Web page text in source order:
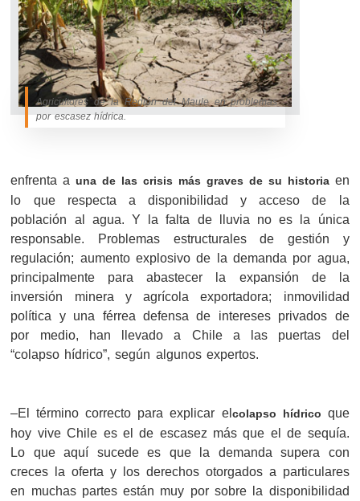
Agricultores de la Región del Maule en problemas
por escasez hídrica.
enfrenta auna de las crisis más graves de su historiaen
lo que respecta a disponibilidad y acceso de la
población al agua. Y la falta de lluvia no es la única
responsable. Problemas estructurales de gestión y
regulación; aumento explosivo de la demanda por agua,
principalmente para abastecer la expansión de la
inversión minera y agrícola exportadora; inmovilidad
política y una férrea defensa de intereses privados de
por medio, han llevado a Chile a las puertas del
“colapso hídrico”, según algunos expertos.
–El término correcto para explicar elcolapso hídrico que
hoy vive Chile es el de escasez más que el de sequía.
Lo que aquí sucede es que la demanda supera con
creces la oferta y los derechos otorgados a particulares
en muchas partes están muy por sobre la disponibilidad